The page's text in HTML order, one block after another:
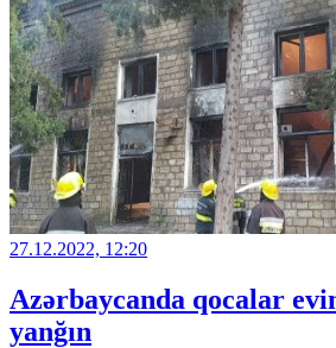
27.12.2022, 12:20
Azərbaycanda qocalar
yanğın